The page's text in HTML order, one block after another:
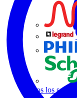
Todos los socios